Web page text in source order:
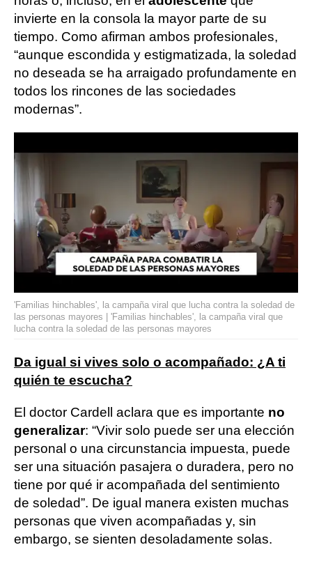
invierte en la consola la mayor parte de su
tiempo. Como afirman ambos profesionales,
“aunque escondida y estigmatizada, la soledad
no deseada se ha arraigado profundamente en
todos los rincones de las sociedades
modernas”.
'Familias hinchables', la campaña viral que lucha contra la soledad de
las personas mayores | 'Familias hinchables', la campaña viral que
lucha contra la soledad de las personas mayores
Da igual si vives solo o acompañado: ¿A ti
quién te escucha?
El doctor Cardell aclara que es importante no
generalizar: “Vivir solo puede ser una elección
personal o una circunstancia impuesta, puede
ser una situación pasajera o duradera, pero no
tiene por qué ir acompañada del sentimiento
de soledad”. De igual manera existen muchas
personas que viven acompañadas y, sin
embargo, se sienten desoladamente solas.